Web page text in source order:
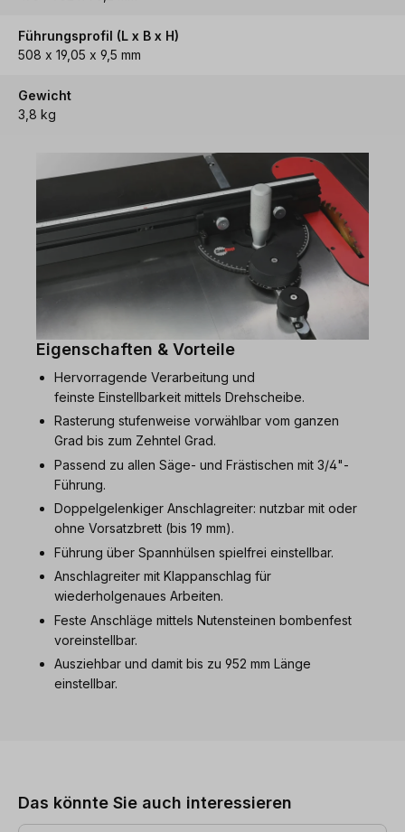
Führungsprofil (L x B x H)
508 x 19,05 x 9,5 mm
Gewicht
3,8 kg
Eigenschaften & Vorteile
Hervorragende Verarbeitung und
feinste Einstellbarkeit mittels Drehscheibe.
Rasterung stufenweise vorwählbar vom ganzen
Grad bis zum Zehntel Grad.
Passend zu allen Säge- und Frästischen mit 3/4"-
Führung.
Doppelgelenkiger Anschlagreiter: nutzbar mit oder
ohne Vorsatzbrett (bis 19 mm).
Führung über Spannhülsen spielfrei einstellbar.
Anschlagreiter mit Klappanschlag für
wiederholgenaues Arbeiten.
Feste Anschläge mittels Nutensteinen bombenfest
voreinstellbar.
Ausziehbar und damit bis zu 952 mm Länge
einstellbar.
Das könnte Sie auch interessieren